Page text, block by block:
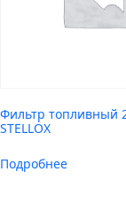
Фильтр топливный
STELLOX
Подробнее